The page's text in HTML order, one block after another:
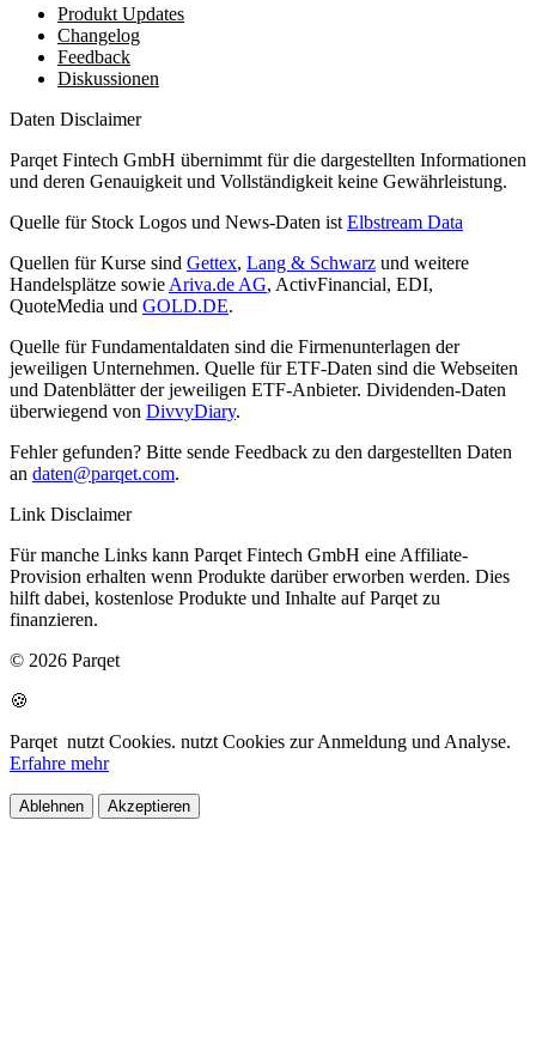
Produkt Updates
Changelog
Feedback
Diskussionen
Daten Disclaimer
Parqet Fintech GmbH übernimmt für die dargestellten Informationen
und deren Genauigkeit und Vollständigkeit keine Gewährleistung.
Quelle für Stock Logos und News-Daten ist Elbstream Data
Quellen für Kurse sind Gettex, Lang & Schwarz und weitere
Handelsplätze sowie Ariva.de AG, ActivFinancial, EDI,
QuoteMedia und GOLD.DE.
Quelle für Fundamentaldaten sind die Firmenunterlagen der
jeweiligen Unternehmen. Quelle für ETF-Daten sind die Webseiten
und Datenblätter der jeweiligen ETF-Anbieter. Dividenden-Daten
überwiegend von DivvyDiary.
Fehler gefunden? Bitte sende Feedback zu den dargestellten Daten
an daten@parqet.com.
Link Disclaimer
Für manche Links kann Parqet Fintech GmbH eine Affiliate-
Provision erhalten wenn Produkte darüber erworben werden. Dies
hilft dabei, kostenlose Produkte und Inhalte auf Parqet zu
finanzieren.
© 2026 Parqet
🍪
Parqet nutzt Cookies. nutzt Cookies zur Anmeldung und Analyse.
Erfahre mehr
Ablehnen Akzeptieren